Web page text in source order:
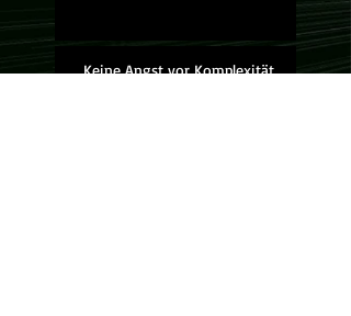
Keine Angst vor Komplexität